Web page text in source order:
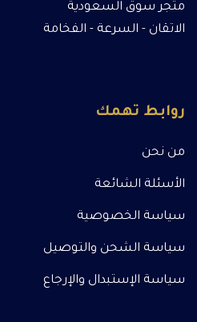
متجر سوق السعودية
الاتقان - السرعة - الفخامة
روابط تهمك
من نحن
الأسئلة الشائعة
سياسة الخصوصية
سياسة الشحن والتوصيل
سياسة الإستبدال والإرجاع